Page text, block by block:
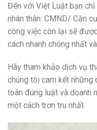
Đến với Việt Luật bạn
nhân thân: CMND/ Căn
công việc còn lại sẽ
cách nhanh chóng nhất
Hãy tham khảo dịch vụ
chúng tôi cam kết những
toán đúng luật và doanh
một cách trơn tru nhất.